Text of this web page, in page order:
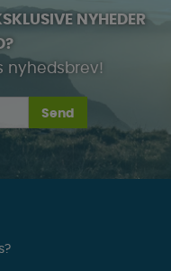
NYHEDER
nyhedsbrev!
Send